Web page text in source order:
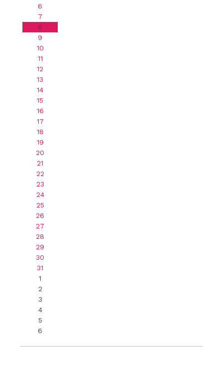
6
7
8
9
10
11
12
13
14
15
16
17
18
19
20
21
22
23
24
25
26
27
28
29
30
31
1
2
3
4
5
6